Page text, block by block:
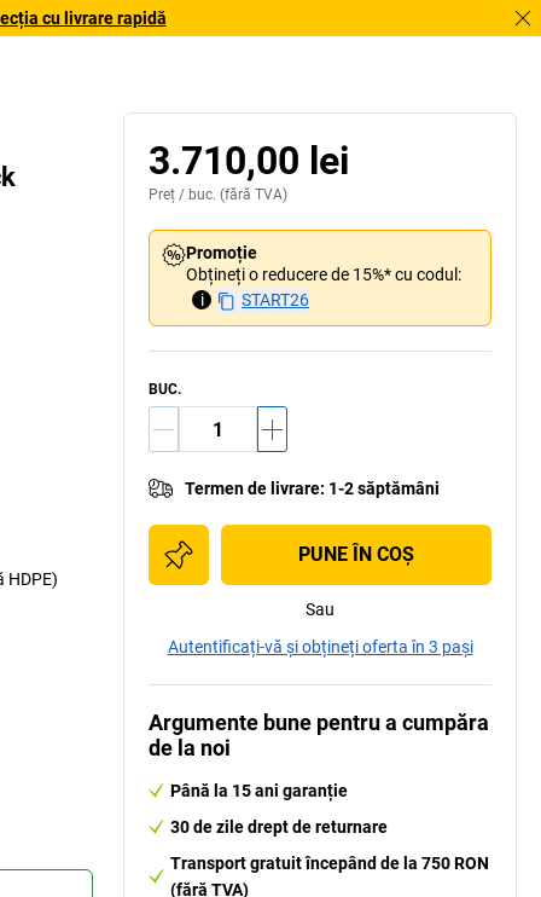
cu livrare rapidă
HDPE)
3.710,00 lei
Preț / buc. (fără TVA)
Promoție
Obțineți o reducere de 15%* cu codul:
i
START26
BUC.
Termen de livrare: 1-2 săptămâni
PUNE ÎN COŞ
Sau
Autentificați-vă și obțineți oferta în 3 pași
Argumente bune pentru a cumpăra
de la noi
Până la 15 ani garanție
30 de zile drept de returnare
Transport gratuit începând de la 750 RON
(fără TVA)